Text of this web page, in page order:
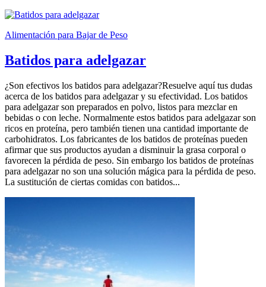
Alimentación para Bajar de Peso
Batidos para adelgazar
¿Son efectivos los batidos para adelgazar?Resuelve aquí tus dudas
acerca de los batidos para adelgazar y su efectividad. Los batidos
para adelgazar son preparados en polvo, listos para mezclar en
bebidas o con leche. Normalmente estos batidos para adelgazar son
ricos en proteína, pero también tienen una cantidad importante de
carbohidratos. Los fabricantes de los batidos de proteínas pueden
afirmar que sus productos ayudan a disminuir la grasa corporal o
favorecen la pérdida de peso. Sin embargo los batidos de proteínas
para adelgazar no son una solución mágica para la pérdida de peso.
La sustitución de ciertas comidas con batidos...